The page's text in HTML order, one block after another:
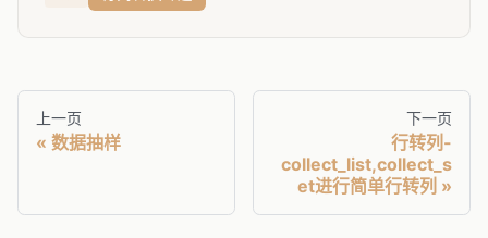
上一页
数据抽样
下一页
行转列-
collect_list,collect_s
et进行简单行转列